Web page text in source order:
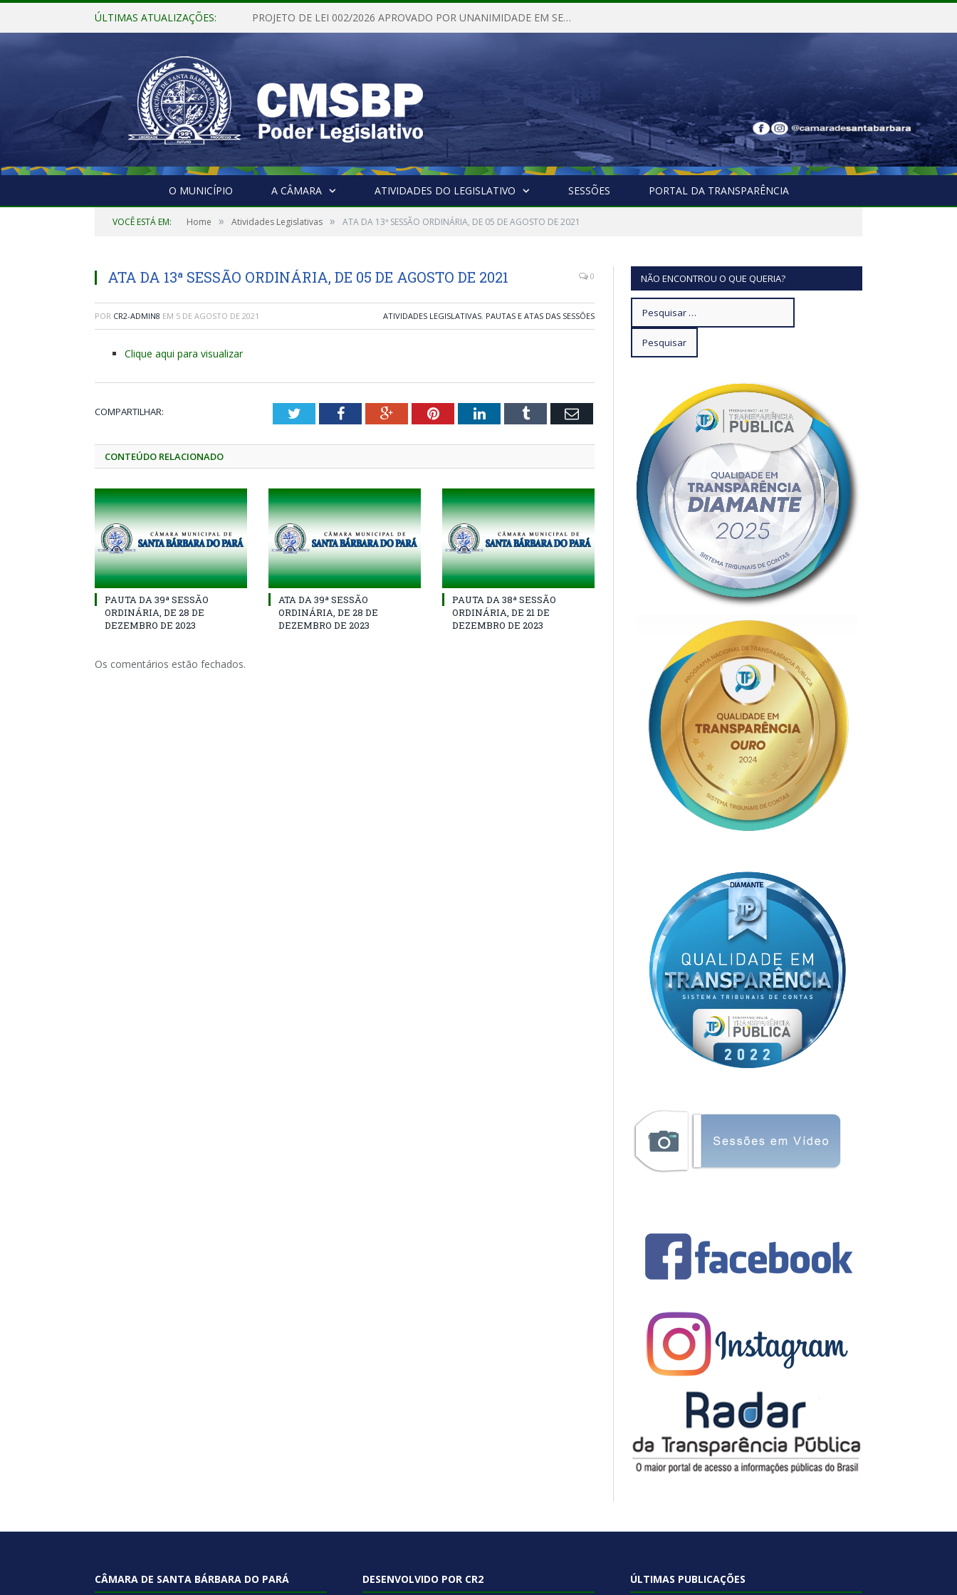
ÚLTIMAS ATUALIZAÇÕES: PROJETO DE LEI 002/2026 APROVADO POR UNANIMIDADE EM SESSÃO ORDINÁRIA NESTA QUINTA – FEIRA 28 DE MAIO DE 2026
O MUNICÍPIO A CÂMARA ATIVIDADES DO LEGISLATIVO SESSÕES PORTAL DA TRANSPARÊNCIA
VOCÊ ESTÁ EM: Home » Atividades Legislativas » ATA DA 13ª SESSÃO ORDINÁRIA, DE 05 DE AGOSTO DE 2021
ATA DA 13ª SESSÃO ORDINÁRIA, DE 05 DE AGOSTO DE 2021 0
POR CR2-ADMIN8 EM 5 DE AGOSTO DE 2021 ATIVIDADES LEGISLATIVAS, PAUTAS E ATAS DAS SESSÕES
Clique aqui para visualizar
COMPARTILHAR: TwitterFacebookGoogle+PinterestLinkedInTumblr Email
CONTEÚDO RELACIONADO
PAUTA DA 39ª SESSÃO
ORDINÁRIA, DE 28 DE
DEZEMBRO DE 2023
ATA DA 39ª SESSÃO
ORDINÁRIA, DE 28 DE
DEZEMBRO DE 2023
PAUTA DA 38ª SESSÃO
ORDINÁRIA, DE 21 DE
DEZEMBRO DE 2023
Os comentários estão fechados.
NÃO ENCONTROU O QUE QUERIA?
CÂMARA DE SANTA BÁRBARA DO PARÁ DESENVOLVIDO POR CR2 ÚLTIMAS PUBLICAÇÕES